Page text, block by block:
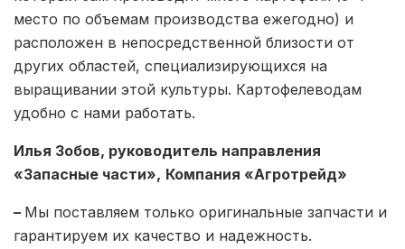
место по объемам производства ежегодно) и
расположен в непосредственной близости от
других областей, специализирующихся на
выращивании этой культуры. Картофелеводам
удобно с нами работать.
Илья Зобов, руководитель направления
«Запасные части», Компания «Агротрейд»
– Мы поставляем только оригинальные запчасти и
гарантируем их качество и надежность.